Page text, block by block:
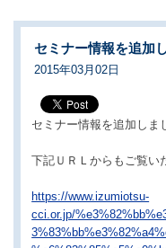
セミナー情報を追加
2015年03月02日
セミナー情報を追加しま
下記ＵＲＬからもご覧い
https://www.izumiotsu-
cci.or.jp/